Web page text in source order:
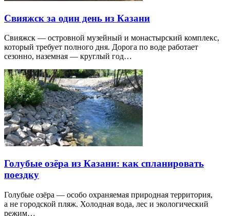
Свияжск за один день из Казани
Свияжск — островной музейный и монастырский комплекс,
который требует полного дня. Дорога по воде работает
сезонно, наземная — круглый год…
Голубые озёра из Казани: как спланировать
поездку
Голубые озёра — особо охраняемая природная территория,
а не городской пляж. Холодная вода, лес и экологический
режим…